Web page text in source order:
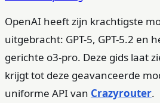
OpenAI heeft zijn krachtigste
uitgebracht: GPT-5, GPT-5.2 en
gerichte o3-pro. Deze gids laat
krijgt tot deze geavanceerde
uniforme API van Crazyrouter.